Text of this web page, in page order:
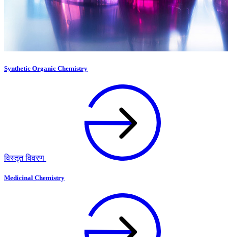
Synthetic Organic Chemistry
विस्तृत विवरण
Medicinal Chemistry